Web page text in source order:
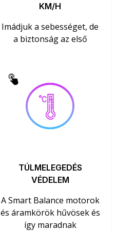
KM/H
Imádjuk a sebességet, de
a biztonság az első
TÚLMELEGEDÉS
VÉDELEM
A Smart Balance motorok
és áramkörök hűvösek és
így maradnak